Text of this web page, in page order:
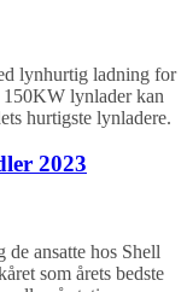
lynhurtig ladning for
150KW lynlader kan
hurtigste lynladere.
2023
ansatte hos Shell
som årets bedste